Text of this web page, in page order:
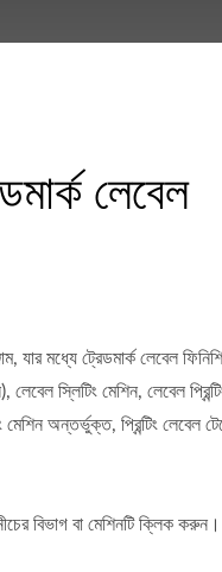
লেবেল
যার মধ্যে ট্রেডমার্ক লেবেল
লেবেল স্লিটিং মেশিন, লেবেল
মেশিন অন্তর্ভুক্ত, প্রিন্টিং লেবেল
বিভাগ বা মেশিনটি ক্লিক করুন।